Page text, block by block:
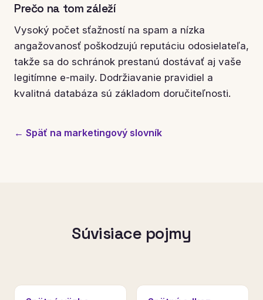
Prečo na tom záleží
Vysoký počet sťažností na spam a nízka
angažovanosť poškodzujú reputáciu odosielateľa,
takže sa do schránok prestanú dostávať aj vaše
legitímne e-maily. Dodržiavanie pravidiel a
kvalitná databáza sú základom doručiteľnosti.
← Späť na marketingový slovník
Súvisiace pojmy